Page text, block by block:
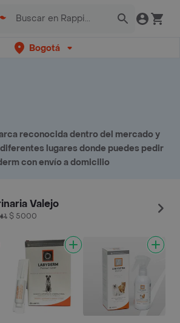
Bogotá
reconocida dentro del mercado y
lugares donde puedes pedir
con envío a domicilio
Valejo
$ 5000